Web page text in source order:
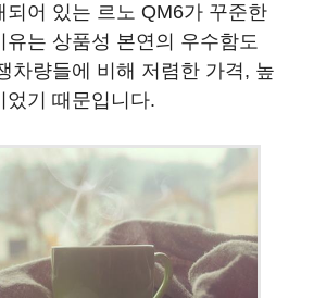
되어 있는 르노 QM6가 꾸준한
유는 상품성 본연의 우수함도
차량들에 비해 저렴한 가격, 높
었기 때문입니다.